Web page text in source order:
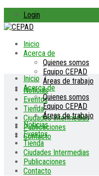
Login
Inicio
Acerca de
Quienes somos
Equipo CEPAD
Áreas de trabajo
Noticias
Eventos
Tienda
Ciudades Intermedias
Publicaciones
Contacto
Inicio
Acerca de
Quienes somos
Equipo CEPAD
Áreas de trabajo
Noticias
Eventos
Tienda
Ciudades Intermedias
Publicaciones
Contacto